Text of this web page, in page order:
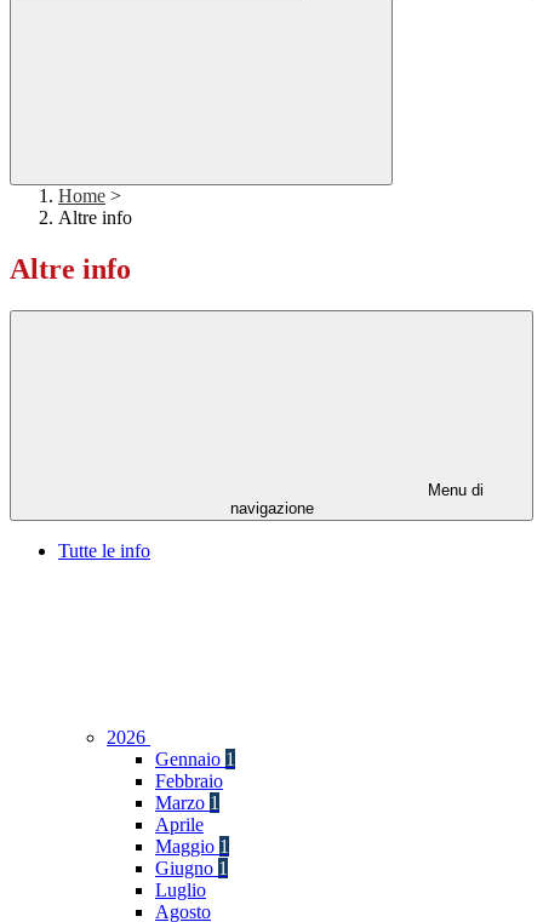
Home >
Altre info
Altre info
Menu di
navigazione
Tutte le info
2026
Gennaio 1
Febbraio
Marzo 1
Aprile
Maggio 1
Giugno 1
Luglio
Agosto